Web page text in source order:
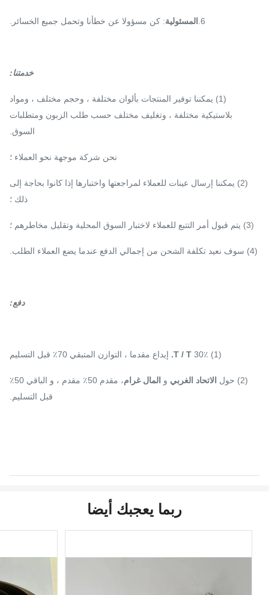
6. المسئولية: كن مسؤولا عن خطأنا وتحمل جميع الخسائر.
خدمتنا:
(1) يمكننا توفير المنتجات بألوان مختلفة ، وحجم مختلف ، ومواد
بلاستيكية مختلفة ، وتغليف مختلف حسب طلب الزبون ومتطلبات
السوق.
نحن شركة موجهة نحو العملاء ؛
(2) يمكننا إرسال عينات للعملاء لمراجعتها واختبارها إذا كانوا بحاجة إلى
ذلك ؛
(3) يتم قبول أمر التتبع للعملاء لاختبار السوق المحلية وتقليل مخاطرهم ؛
(4) سوف نعيد تكلفة الشحن من إجمالي الدفع عندما يضع العملاء الطلب.
دفع:
(1) 30٪ T / T. إيداع مقدما ، التوازن المتبقي 70٪ قبل التسليم
(2) حول الاتحاد الغربي و المال غرام
، مقدم 50٪ مقدم ، و الباقي 50٪
قبل التسليم.
ربما يعجبك أيضا